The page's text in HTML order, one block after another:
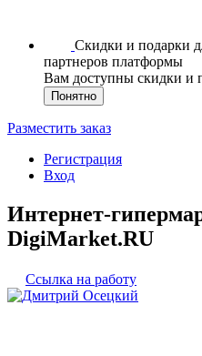
Скидки и подарки
партнеров платформы
Вам доступны скидки и
Понятно
Разместить заказ
Регистрация
Вход
Интернет-
DigiMarket.RU
Ссылка на работу